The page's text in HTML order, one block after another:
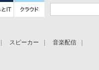
スピーカー
音楽配信